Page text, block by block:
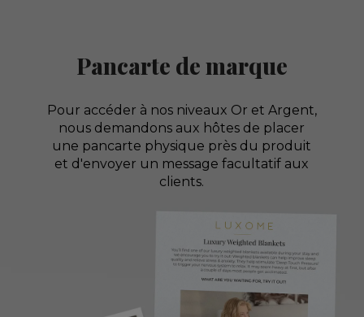
Pancarte de marque
Pour accéder à nos niveaux Or et Argent,
nous demandons aux hôtes de placer
une pancarte physique près du produit
et d'envoyer un message facultatif aux
clients.